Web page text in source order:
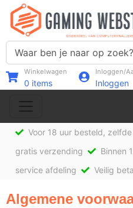
Winkelwagen
0 items
Inloggen/
Inloggen
Voor 18 uur besteld,
gratis verzending
Binnen
service afdeling
Veilig
Algemene